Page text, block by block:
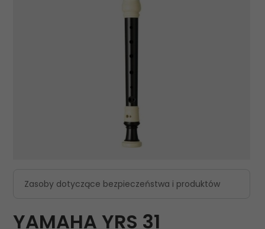
Zasoby dotyczące bezpieczeństwa i produktów
YAMAHA YRS 31